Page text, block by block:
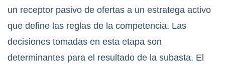
un receptor pasivo de ofertas a un estratega activo
que define las reglas de la competencia. Las
decisiones tomadas en esta etapa son
determinantes para el resultado de la subasta. El